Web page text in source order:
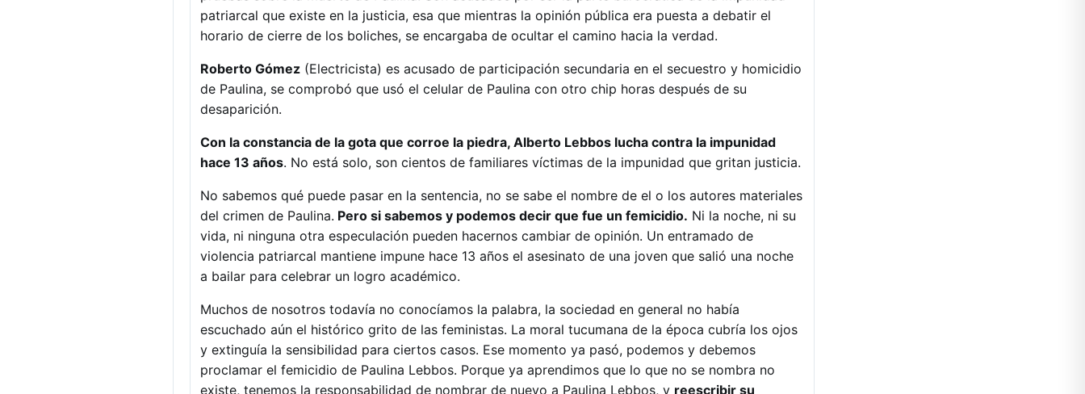
patriarcal que existe en la justicia, esa que mientras la opinión pública era puesta a debatir el
horario de cierre de los boliches, se encargaba de ocultar el camino hacia la verdad.
Roberto Gómez (Electricista) es acusado de participación secundaria en el secuestro y homicidio
de Paulina, se comprobó que usó el celular de Paulina con otro chip horas después de su
desaparición.
Con la constancia de la gota que corroe la piedra, Alberto Lebbos lucha contra la impunidad
hace 13 años. No está solo, son cientos de familiares víctimas de la impunidad que gritan justicia.
No sabemos qué puede pasar en la sentencia, no se sabe el nombre de el o los autores materiales
del crimen de Paulina. Pero si sabemos y podemos decir que fue un femicidio. Ni la noche, ni su
vida, ni ninguna otra especulación pueden hacernos cambiar de opinión. Un entramado de
violencia patriarcal mantiene impune hace 13 años el asesinato de una joven que salió una noche
a bailar para celebrar un logro académico.
Muchos de nosotros todavía no conocíamos la palabra, la sociedad en general no había
escuchado aún el histórico grito de las feministas. La moral tucumana de la época cubría los ojos
y extinguía la sensibilidad para ciertos casos. Ese momento ya pasó, podemos y debemos
proclamar el femicidio de Paulina Lebbos. Porque ya aprendimos que lo que no se nombra no
existe, tenemos la responsabilidad de nombrar de nuevo a Paulina Lebbos, y reescribir su